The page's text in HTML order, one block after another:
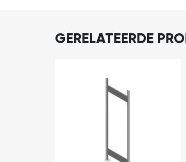
GERELATEERDE